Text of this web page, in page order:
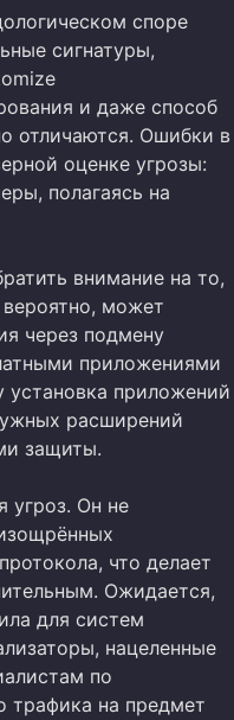
споре
сигнатуры,
и даже способ
отличаются. Ошибки в
оценке угрозы:
полагаясь на
внимание на то,
может
через подмену
приложениями
приложений
расширений
защиты.
угроз. Он не
что делает
Ожидается,
для систем
нацеленные
по
трафика на предмет